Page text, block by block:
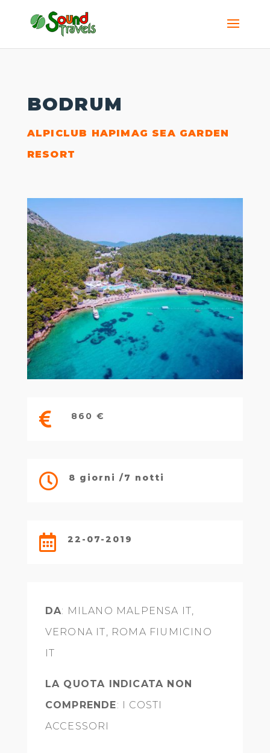
BODRUM
ALPICLUB HAPIMAG SEA GARDEN
RESORT
 860 €
 8 giorni /7 notti
 22-07-2019
DA: MILANO MALPENSA IT,
VERONA IT, ROMA FIUMICINO
IT
LA QUOTA INDICATA NON
COMPRENDE: I COSTI
ACCESSORI